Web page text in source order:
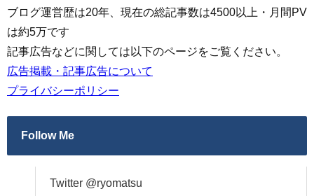
ブログ運営歴は20年、現在の総記事数は4500以上・月間PV
は約5万です
記事広告などに関しては以下のページをご覧ください。
広告掲載・記事広告について
プライバシーポリシー
Follow Me
Twitter @ryomatsu